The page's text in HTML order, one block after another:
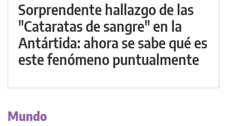
Sorprendente hallazgo de las
"Cataratas de sangre" en la
Antártida: ahora se sabe qué es
este fenómeno puntualmente
Mundo